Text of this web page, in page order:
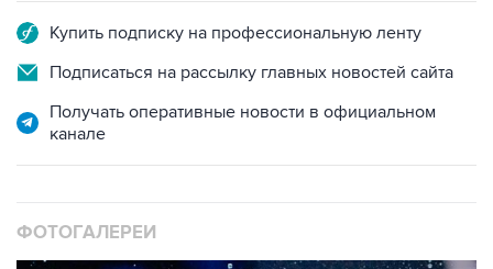
Купить подписку на профессиональную ленту
Подписаться на рассылку главных новостей сайта
Получать оперативные новости в официальном
канале
ФОТОГАЛЕРЕИ